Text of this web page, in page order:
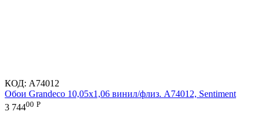
КОД: A74012
Обои Grandeco 10,05х1,06 винил/флиз. A74012, Sentiment
3 74400 Р